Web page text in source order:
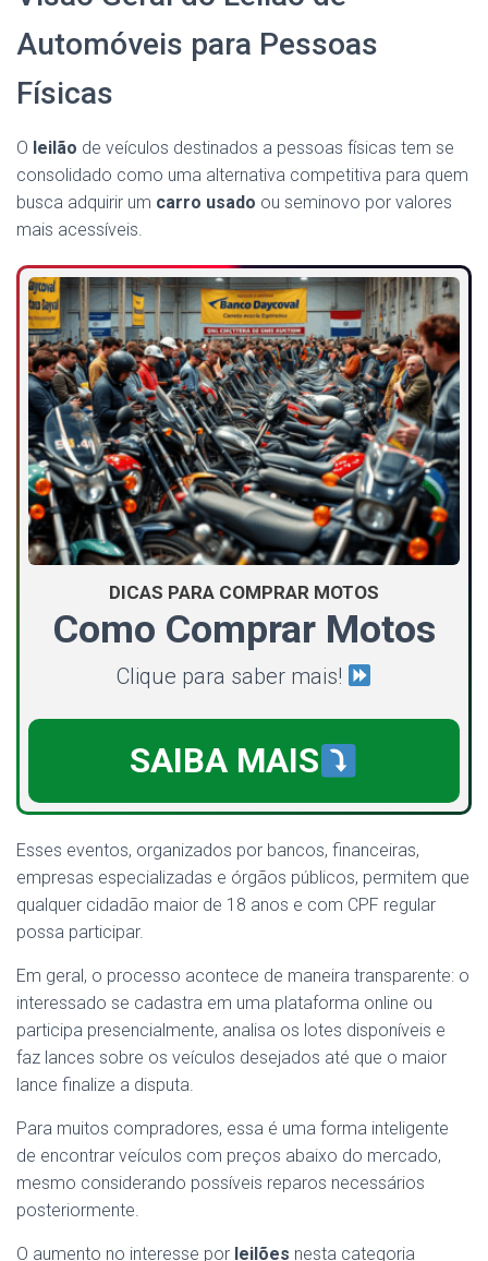
Automóveis para Pessoas
Físicas
O leilão de veículos destinados a pessoas físicas tem se
consolidado como uma alternativa competitiva para quem
busca adquirir um carro usado ou seminovo por valores
mais acessíveis.
DICAS PARA COMPRAR MOTOS
Como Comprar Motos
Clique para saber mais!
SAIBA MAIS
Esses eventos, organizados por bancos, financeiras,
empresas especializadas e órgãos públicos, permitem que
qualquer cidadão maior de 18 anos e com CPF regular
possa participar.
Em geral, o processo acontece de maneira transparente: o
interessado se cadastra em uma plataforma online ou
participa presencialmente, analisa os lotes disponíveis e
faz lances sobre os veículos desejados até que o maior
lance finalize a disputa.
Para muitos compradores, essa é uma forma inteligente
de encontrar veículos com preços abaixo do mercado,
mesmo considerando possíveis reparos necessários
posteriormente.
O aumento no interesse por leilões nesta categoria